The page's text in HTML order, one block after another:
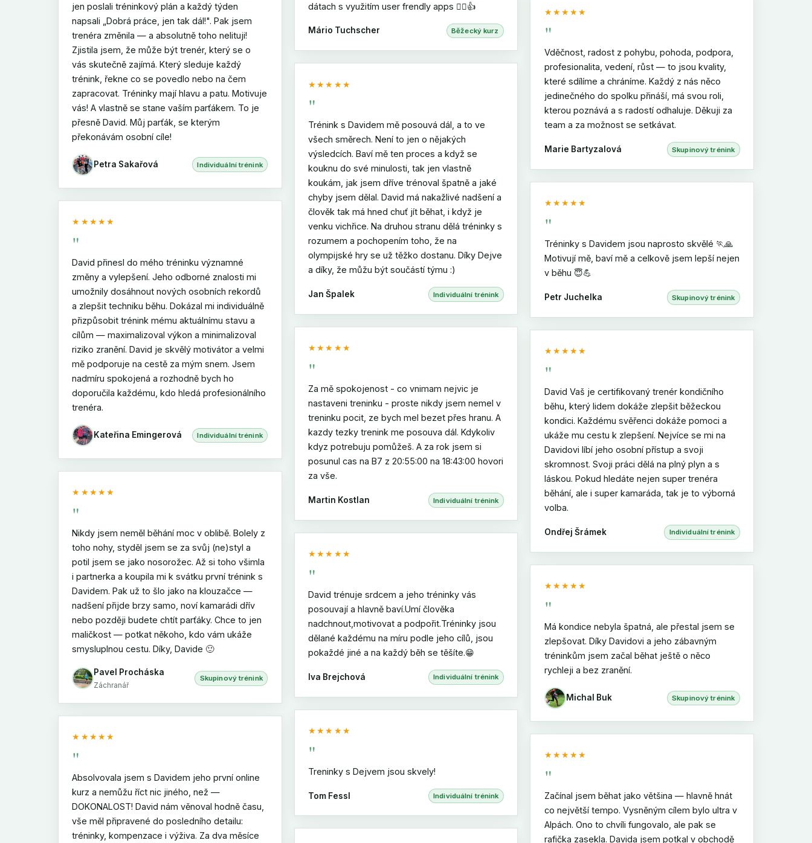
jen poslali tréninkový plán a každý týden
napsali „Dobrá práce, jen tak dál!". Pak jsem
trenéra změnila — a absolutně toho nelituji!
Zjistila jsem, že může být trenér, který se o
vás skutečně zajímá. Který sleduje každý
trénink, řekne co se povedlo nebo na čem
zapracovat. Tréninky mají hlavu a patu. Motivuje
vás! A vlastně se stane vaším parťákem. To je
přesně David. Můj parťák, se kterým
překonávám osobní cíle!
Petra Sakařová Individuální trénink
★★★★★
"
David přinesl do mého tréninku významné
změny a vylepšení. Jeho odborné znalosti mi
umožnily dosáhnout nových osobních rekordů
a zlepšit techniku běhu. Dokázal mi individuálně
přizpůsobit trénink mému aktuálnímu stavu a
cílům — maximalizoval výkon a minimalizoval
riziko zranění. David je skvělý motivátor a velmi
mě podporuje na cestě za mým snem. Jsem
nadmíru spokojená a rozhodně bych ho
doporučila každému, kdo hledá profesionálního
trenéra.
Kateřina Emingerová Individuální trénink
★★★★★
"
Nikdy jsem neměl běhání moc v oblibě. Bolely z
toho nohy, styděl jsem se za svůj (ne)styl a
potil jsem se jako nosorožec. Až si toho všimla
i partnerka a koupila mi k svátku první trénink s
Davidem. Pak už to šlo jako na klouzačce —
nadšení přijde brzy samo, noví kamarádi dřív
nebo později budete chtít parťáky. Chce to jen
maličkost — potkat někoho, kdo vám ukáže
smysluplnou cestu. Díky, Davide 🙂
Pavel Procháska
Záchranář
Skupinový trénink
★★★★★
"
Absolvovala jsem s Davidem jeho první online
kurz a nemůžu říct nic jiného, než —
DOKONALOST! David nám věnoval hodně času,
vše měl připravené do posledního detailu:
tréninky, kompenzace i výživa. Za dva měsíce
dátach s využitím user frendly apps 🏃‍♂️👍
Mário Tuchscher Běžecký kurz
★★★★★
"
Trénink s Davidem mě posouvá dál, a to ve
všech směrech. Není to jen o nějakých
výsledcích. Baví mě ten proces a když se
kouknu do své minulosti, tak jen vlastně
koukám, jak jsem dříve trénoval špatně a jaké
chyby jsem dělal. David má nakažlivé nadšení a
člověk tak má hned chuť jít běhat, i když je
venku vichřice. Na druhou stranu dělá tréninky s
rozumem a pochopením toho, že na
olympijské hry se už těžko dostanu. Díky Dejve
a díky, že můžu být součástí týmu :)
Jan Špalek Individuální trénink
★★★★★
"
Za mě spokojenost - co vnimam nejvic je
nastaveni treninku - proste nikdy jsem nemel v
treninku pocit, ze bych mel bezet přes hranu. A
kazdy tezky trenink me posouva dál. Kdykoliv
kdyz potrebuju pomůžeš. A za rok jsem si
posunul cas na B7 z 20:55:00 na 18:43:00 hovori
za vše.
Martin Kostlan Individuální trénink
★★★★★
"
David trénuje srdcem a jeho tréninky vás
posouvají a hlavně baví.Umí člověka
nadchnout,motivovat a podpořit.Tréninky jsou
dělané každému na míru podle jeho cílů, jsou
pokaždé jiné a na každý běh se těšíte.😁
Iva Brejchová Individuální trénink
★★★★★
"
Treninky s Dejvem jsou skvely!
Tom Fessl Individuální trénink
★★★★★
"
Vděčnost, radost z pohybu, pohoda, podpora,
profesionalita, vedení, růst — to jsou kvality,
které sdílíme a chráníme. Každý z nás něco
jedinečného do spolku přináší, má svou roli,
kterou poznává a s radostí odhaluje. Děkuji za
team a za možnost se setkávat.
Marie Bartyzalová Skupinový trénink
★★★★★
"
Tréninky s Davidem jsou naprosto skvělé 🏃🙏
Motivují mě, baví mě a celkově jsem lepší nejen
v běhu 😇💪
Petr Juchelka Skupinový trénink
★★★★★
"
David Vaš je certifikovaný trenér kondičního
běhu, který lidem dokáže zlepšit běžeckou
kondici. Každému svěřenci dokáže pomoci a
ukáže mu cestu k zlepšení. Nejvíce se mi na
Davidovi líbí jeho osobní přístup a svoji
skromnost. Svoji práci dělá na plný plyn a s
láskou. Pokud hledáte nejen super trenéra
běhání, ale i super kamaráda, tak je to výborná
volba.
Ondřej Šrámek Individuální trénink
★★★★★
"
Má kondice nebyla špatná, ale přestal jsem se
zlepšovat. Díky Davidovi a jeho zábavným
tréninkům jsem začal běhat ještě o něco
rychleji a bez zranění.
Michal Buk Skupinový trénink
★★★★★
"
Začínal jsem běhat jako většina — hlavně hnát
co největší tempo. Vysněným cílem bylo ultra v
Alpách. Ono to chvíli fungovalo, ale pak se
rafička zasekla. Davida jsem potkal v obchodě